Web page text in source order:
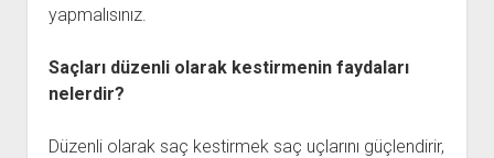
yapmalısınız.
Saçları düzenli olarak kestirmenin faydaları
nelerdir?
Düzenli olarak saç kestirmek saç uçlarını güçlendirir,